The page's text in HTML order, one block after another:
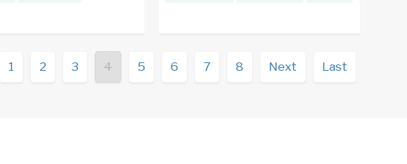
1 2 3 4 5 6 7 8 Next Last